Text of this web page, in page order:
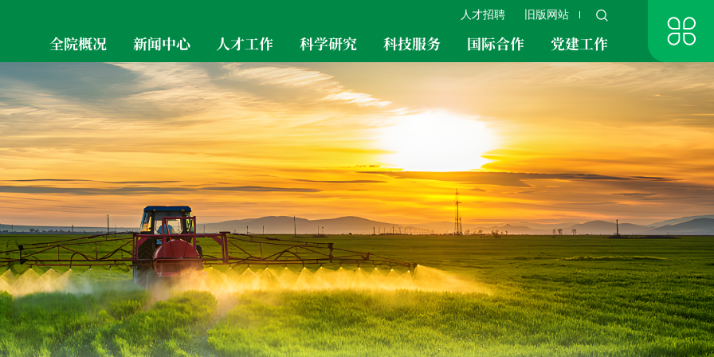
人才招聘 旧版网站
全院概况 新闻中心 人才工作 科学研究 科技服务 国际合作 党建工作